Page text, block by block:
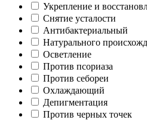
Укрепление и
Снятие усталости
Антибактериальный
Натурального
Осветление
Против псориаза
Против себореи
Охлаждающий
Депигментация
Против черных точек